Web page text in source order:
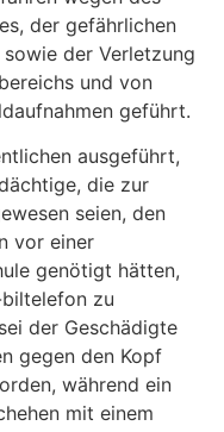
der gefährlichen
der Verletzung
und von
geführt.
ausgeführt,
die zur
seien, den
vor einer
genötigt hätten,
zu
der Geschädigte
gegen den Kopf
während ein
mit einem